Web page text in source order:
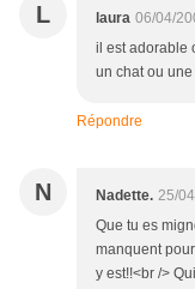
L laura 06/04/
il est adorable
un chat ou
Répondre
N Nadette. 25/
Que tu es
manquent
y est!!<br />